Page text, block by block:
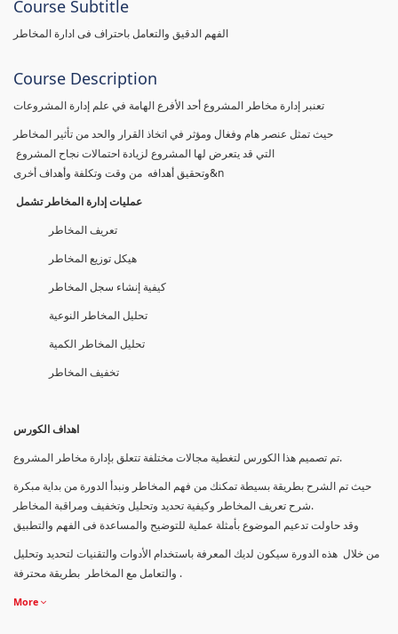
Course Subtitle
الفهم الدقيق والتعامل باحتراف فى ادارة المخاطر
Course Description
حيث تمثل عنصر هام وفغال ومؤثر في اتخاذ القرار والحد من تأثير المخاطر
وتحقيق أهدافه من وقت وتكلفة وأهداف أخرى&n
عمليات إدارة المخاطر تشمل
تعريف المخاطر
هيكل توزيع المخاطر
كيفية إنشاء سجل المخاطر
تحليل المخاطر النوعية
تحليل المخاطر الكمية
تخفيف المخاطر
اهداف الكورس
تم تصمیم ھذا الكورس لتغطیة مجالات مختلفة تتعلق بإدارة مخاطر المشروع.
حيث تم الشرح بطريقة بسيطة تمكنك من فهم المخاطر ونبدأ الدورة من بداية مبكرة
شرح تعريف المخاطر وكيفية تحديد وتحليل وتخفيف ومراقبة المخاطر.
وقد حاولت تدعيم الموضوع بأمثلة عملية للتوضيح والمساعدة فى الفهم والتطبيق
من خلال هذه الدورة سيكون لديك المعرفة باستخدام الأدوات والتقنيات لتحديد وتحليل
والتعامل مع المخاطر بطريقة محترفة .
More